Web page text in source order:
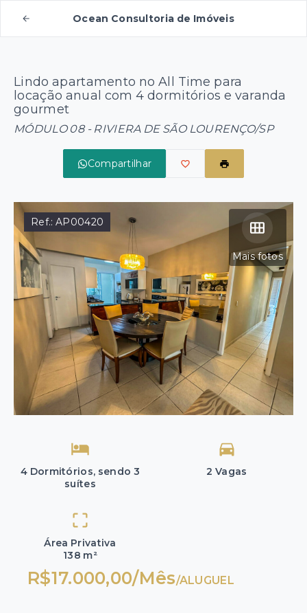
Ocean Consultoria de Imóveis
Lindo apartamento no All Time para
locação anual com 4 dormitórios e varanda
gourmet
MÓDULO 08 - RIVIERA DE SÃO LOURENÇO/SP
Compartilhar
Mais fotos
Ref.:AP00420
4 Dormitórios, sendo 3
suítes
2 Vagas
Área Privativa
138 m²
R$17.000,00/Mês/ALUGUEL